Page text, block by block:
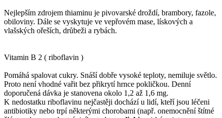
Nejlepším zdrojem thiaminu je pivovarské droždí, brambory, fazole,
obiloviny. Dále se vyskytuje ve vepřovém mase, lískových a
vlašských ořeších, drůbeži a rybách.
Vitamin B 2 ( riboflavin )
Pomáhá spalovat cukry. Snáší dobře vysoké teploty, nemiluje světlo.
Proto není vhodné vařit bez přikrytí hrnce pokličkou. Denní
doporučená dávka je stanovena okolo 1,2 až 1,6 mg.
K nedostatku riboflavinu nejčastěji dochází u lidí, kteří jsou léčeni
antibiotiky nebo trpí některými chorobami (např. onemocnění štítné